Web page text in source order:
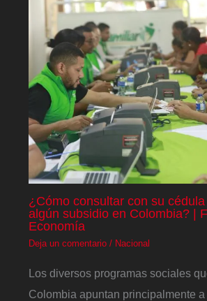
¿Cómo consultar con su
algún subsidio en Colombia? |
Economía
Deja un comentario / Nacional
Los diversos programas sociales
Colombia apuntan principalmente